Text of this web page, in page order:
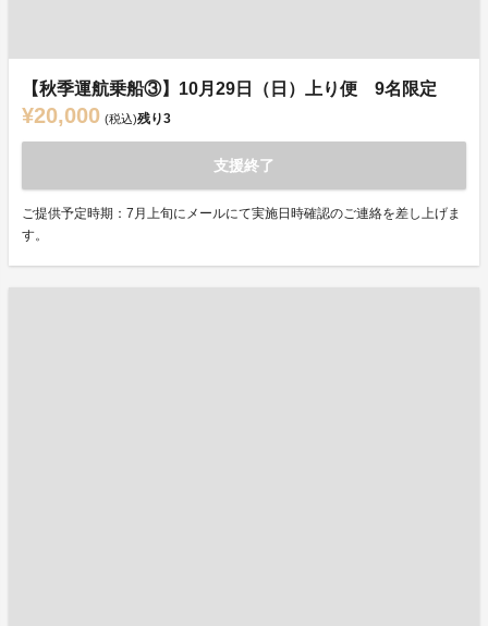
【秋季運航乗船③】10月29日（日）上り便 9名限定
¥20,000 (税込)残り3
支援終了
ご提供予定時期：7月上旬にメールにて実施日時確認のご連絡を差し上げま
す。